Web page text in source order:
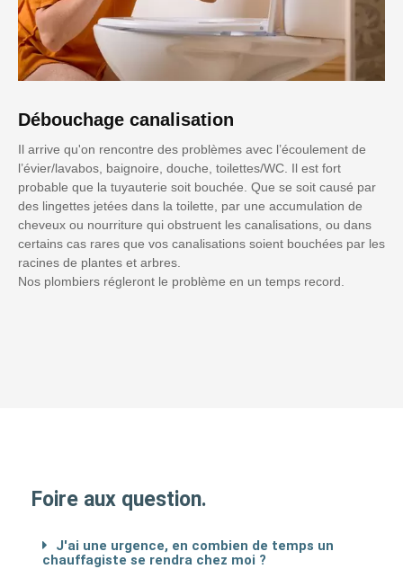
Débouchage canalisation
Il arrive qu'on rencontre des problèmes avec l’écoulement de
l’évier/lavabos, baignoire, douche, toilettes/WC. Il est fort
probable que la tuyauterie soit bouchée. Que se soit causé par
des lingettes jetées dans la toilette, par une accumulation de
cheveux ou nourriture qui obstruent les canalisations, ou dans
certains cas rares que vos canalisations soient bouchées par les
racines de plantes et arbres.
Nos plombiers régleront le problème en un temps record.
Foire aux question.
J'ai une urgence, en combien de temps un
chauffagiste se rendra chez moi ?